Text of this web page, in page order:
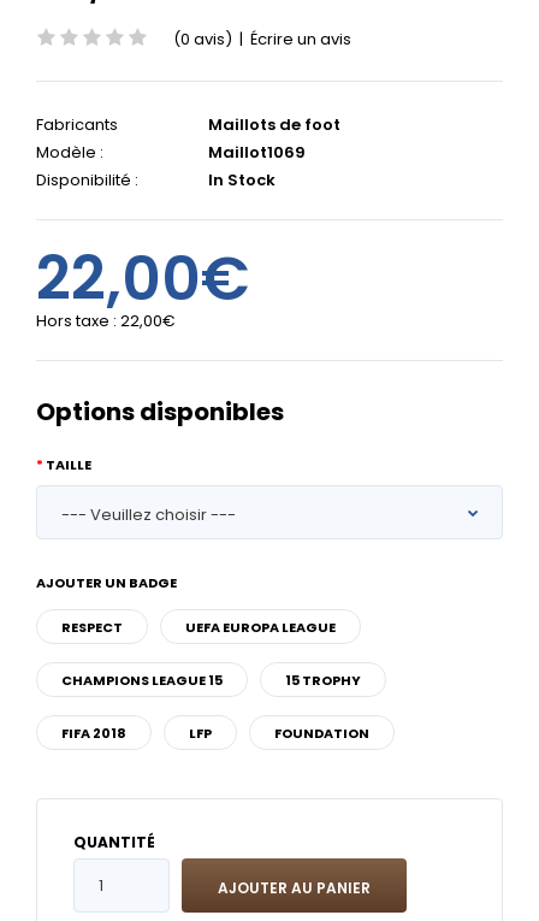
(0 avis) | Écrire un avis
Fabricants
Maillots de foot
Modèle :
Maillot1069
Disponibilité :
In Stock
22,00€
Hors taxe : 22,00€
Options disponibles
TAILLE
AJOUTER UN BADGE
RESPECT UEFA EUROPA LEAGUE
CHAMPIONS LEAGUE 15 15 TROPHY
FIFA 2018 LFP FOUNDATION
QUANTITÉ